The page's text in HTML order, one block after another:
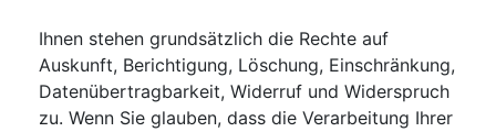
Ihnen stehen grundsätzlich die Rechte auf
Auskunft, Berichtigung, Löschung, Einschränkung,
Datenübertragbarkeit, Widerruf und Widerspruch
zu. Wenn Sie glauben, dass die Verarbeitung Ihrer